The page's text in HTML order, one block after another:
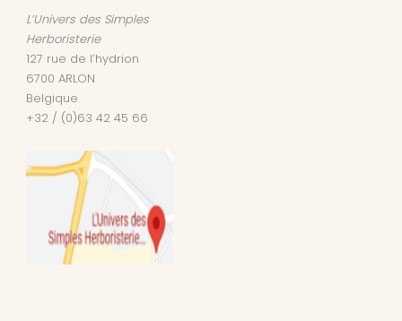
L’Univers des Simples
Herboristerie
127 rue de l’hydrion
6700 ARLON
Belgique
+32 / (0)63 42 45 66